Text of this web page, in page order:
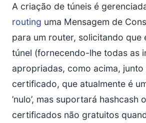
A criação de túneis é
routing uma Mensagem de
para um router, solicitando que
túnel (fornecendo-lhe todas as
apropriadas, como acima, junto
certificado, que atualmente é
’nulo’, mas suportará hashcash
certificados não gratuitos